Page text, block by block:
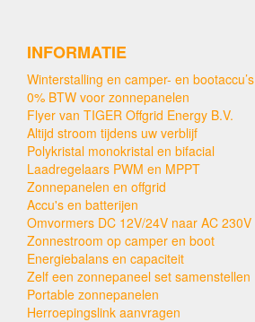
INFORMATIE
Winterstalling en camper- en bootaccu’s
0% BTW voor zonnepanelen
Flyer van TIGER Offgrid Energy B.V.
Altijd stroom tijdens uw verblijf
Polykristal monokristal en bifacial
Laadregelaars PWM en MPPT
Zonnepanelen en offgrid
Accu's en batterijen
Omvormers DC 12V/24V naar AC 230V
Zonnestroom op camper en boot
Energiebalans en capaciteit
Zelf een zonnepaneel set samenstellen
Portable zonnepanelen
Herroepingslink aanvragen